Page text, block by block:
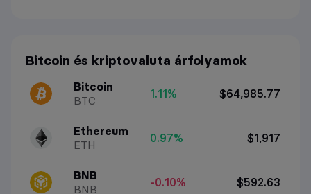
Bitcoin és kriptovaluta árfolyamok
Bitcoin
BTC
1.11% $64,985.77
Ethereum
ETH
0.97% $1,917
BNB
BNB
-0.10% $592.63